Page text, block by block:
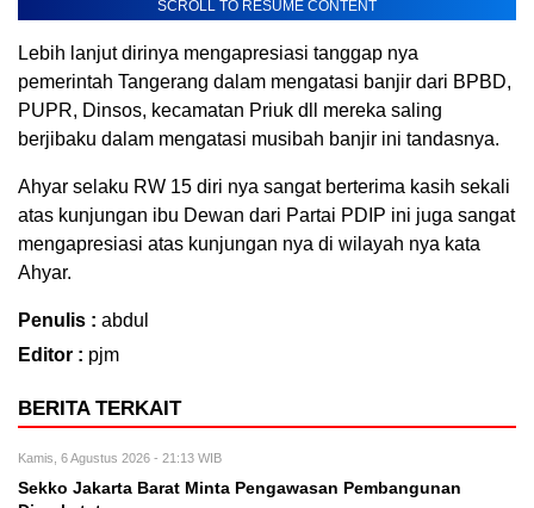
SCROLL TO RESUME CONTENT
Lebih lanjut dirinya mengapresiasi tanggap nya
pemerintah Tangerang dalam mengatasi banjir dari BPBD,
PUPR, Dinsos, kecamatan Priuk dll mereka saling
berjibaku dalam mengatasi musibah banjir ini tandasnya.
Ahyar selaku RW 15 diri nya sangat berterima kasih sekali
atas kunjungan ibu Dewan dari Partai PDIP ini juga sangat
mengapresiasi atas kunjungan nya di wilayah nya kata
Ahyar.
Penulis : abdul
Editor : pjm
BERITA TERKAIT
Kamis, 6 Agustus 2026 - 21:13 WIB
Sekko Jakarta Barat Minta Pengawasan Pembangunan